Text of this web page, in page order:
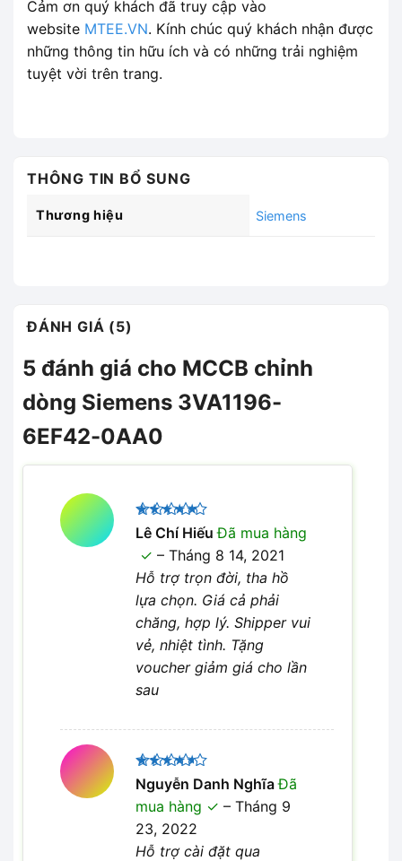
Cảm ơn quý khách đã truy cập vào
website MTEE.VN. Kính chúc quý khách nhận được
những thông tin hữu ích và có những trải nghiệm
tuyệt vời trên trang.
THÔNG TIN BỔ SUNG
Thương hiệu Siemens
ĐÁNH GIÁ (5)
5 đánh giá cho MCCB chỉnh
dòng Siemens 3VA1196-
6EF42-0AA0
Được xếp
hạng
sao
Lê Chí HiếuĐã mua hàng
– Tháng 8 14, 2021
Hỗ trợ trọn đời, tha hồ
lựa chọn. Giá cả phải
chăng, hợp lý. Shipper vui
vẻ, nhiệt tình. Tặng
voucher giảm giá cho lần
sau
Được
xếp hạng
45 sao
Nguyễn Danh NghĩaĐã
mua hàng
– Tháng 9
23, 2022
Hỗ trợ cài đặt qua